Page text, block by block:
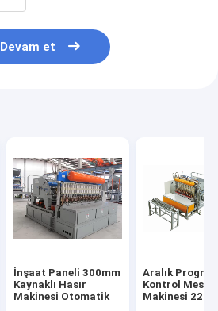
Devam et
İnşaat Paneli 300mm
Kaynaklı Hasır
Makinesi Otomatik
Aralık
Kontrol Mesh
Makinesi 220v